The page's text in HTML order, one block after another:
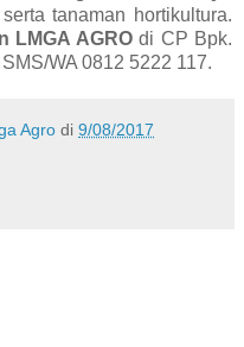
serta tanaman hortikultura.
LMGA AGRO di CP Bpk.
WA 0812 5222 117.
Agro di 9/08/2017